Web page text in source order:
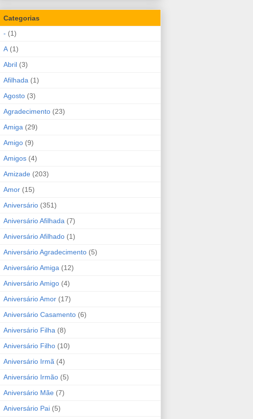
Categorias
- (1)
A (1)
Abril (3)
Afilhada (1)
Agosto (3)
Agradecimento (23)
Amiga (29)
Amigo (9)
Amigos (4)
Amizade (203)
Amor (15)
Aniversário (351)
Aniversário Afilhada (7)
Aniversário Afilhado (1)
Aniversário Agradecimento (5)
Aniversário Amiga (12)
Aniversário Amigo (4)
Aniversário Amor (17)
Aniversário Casamento (6)
Aniversário Filha (8)
Aniversário Filho (10)
Aniversário Irmã (4)
Aniversário Irmão (5)
Aniversário Mãe (7)
Aniversário Pai (5)